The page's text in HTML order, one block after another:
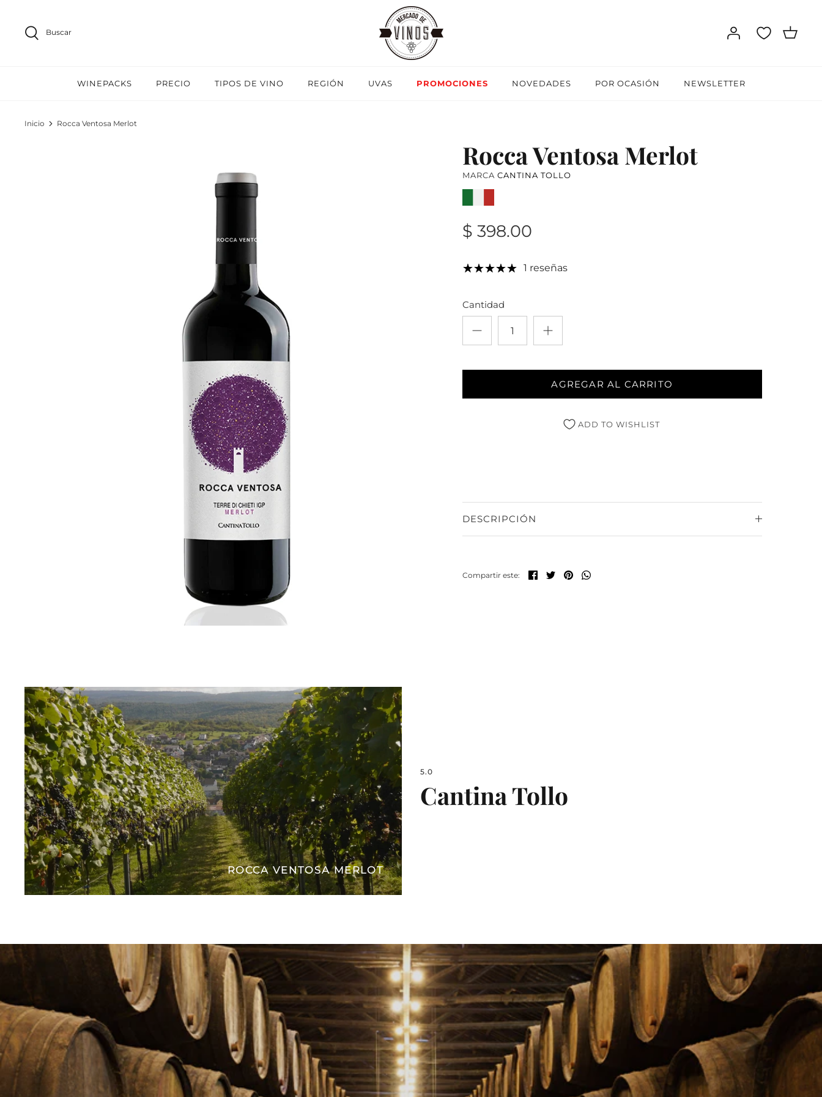
contenido
Buscar
WINEPACKS PRECIO TIPOS DE VINO REGIÓN UVAS PROMOCIONES NOVEDADES POR OCASIÓN NEWSLETTER
Inicio Rocca Ventosa Merlot
Rocca Ventosa Merlot
MARCA CANTINA TOLLO
$ 398.00
1 reseñas
Cantidad
AGREGAR AL CARRITO
ADD TO WISHLIST
DESCRIPCIÓN
Compartir este: Compartir
Tuitear
Hacer
pin
Translation
ROCCA VENTOSA MERLOT
5.0
Cantina Tollo